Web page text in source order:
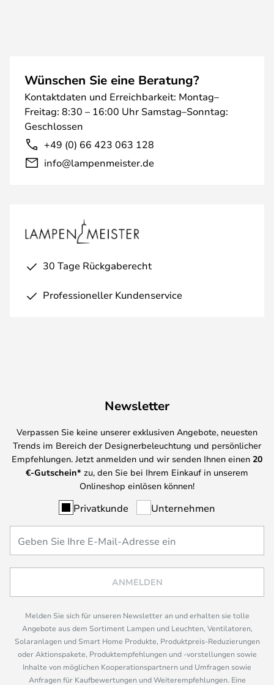
Wünschen Sie eine Beratung?
Kontaktdaten und Erreichbarkeit: Montag–
Freitag: 8:30 – 16:00 Uhr Samstag–Sonntag:
Geschlossen
+49 (0) 66 423 063 128
info@lampenmeister.de
30 Tage Rückgaberecht
Professioneller Kundenservice
Newsletter
Verpassen Sie keine unserer exklusiven Angebote, neuesten
Trends im Bereich der Designerbeleuchtung und persönlicher
Empfehlungen. Jetzt anmelden und wir senden Ihnen einen 20
€-Gutschein* zu, den Sie bei Ihrem Einkauf in unserem
Onlineshop einlösen können!
Privatkunde Unternehmen
ANMELDEN
Melden Sie sich für unseren Newsletter an und erhalten sie tolle
Angebote aus dem Sortiment Lampen und Leuchten, Ventilatoren,
Solaranlagen und Smart Home Produkte, Produktpreis-Reduzierungen
oder Aktionspakete, Produktempfehlungen und -vorstellungen sowie
Inhalte von möglichen Kooperationspartnern und Umfragen sowie
Anfragen für Kaufbewertungen und Weiterempfehlungen. Eine